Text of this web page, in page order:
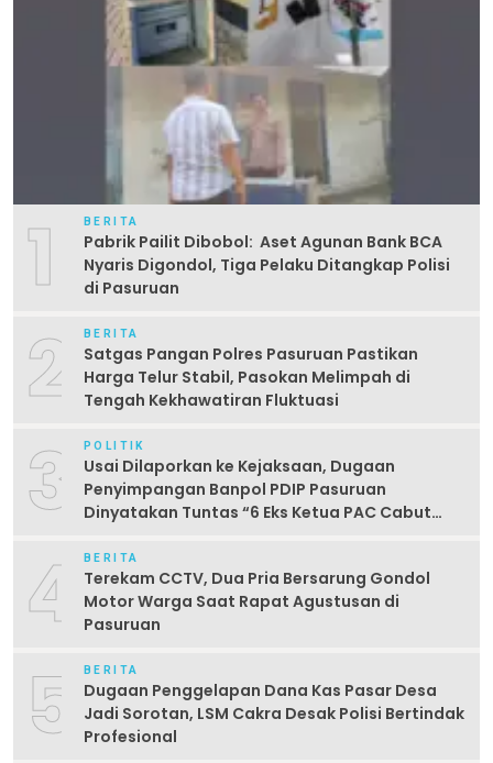
1 BERITA
Pabrik Pailit Dibobol: Aset Agunan Bank BCA
Nyaris Digondol, Tiga Pelaku Ditangkap Polisi
di Pasuruan
2 BERITA
Satgas Pangan Polres Pasuruan Pastikan
Harga Telur Stabil, Pasokan Melimpah di
Tengah Kekhawatiran Fluktuasi
3 POLITIK
Usai Dilaporkan ke Kejaksaan, Dugaan
Penyimpangan Banpol PDIP Pasuruan
Dinyatakan Tuntas “6 Eks Ketua PAC Cabut
4 BERITA
Terekam CCTV, Dua Pria Bersarung Gondol
Motor Warga Saat Rapat Agustusan di
Pasuruan
5 BERITA
Dugaan Penggelapan Dana Kas Pasar Desa
Jadi Sorotan, LSM Cakra Desak Polisi Bertindak
Profesional